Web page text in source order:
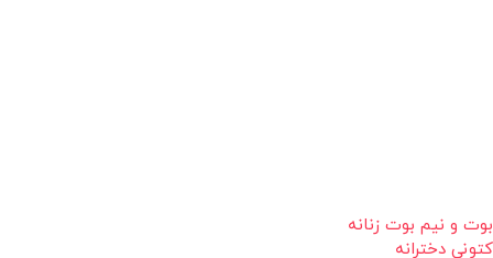
بوت و نیم بوت زنانه
کتونی دخترانه